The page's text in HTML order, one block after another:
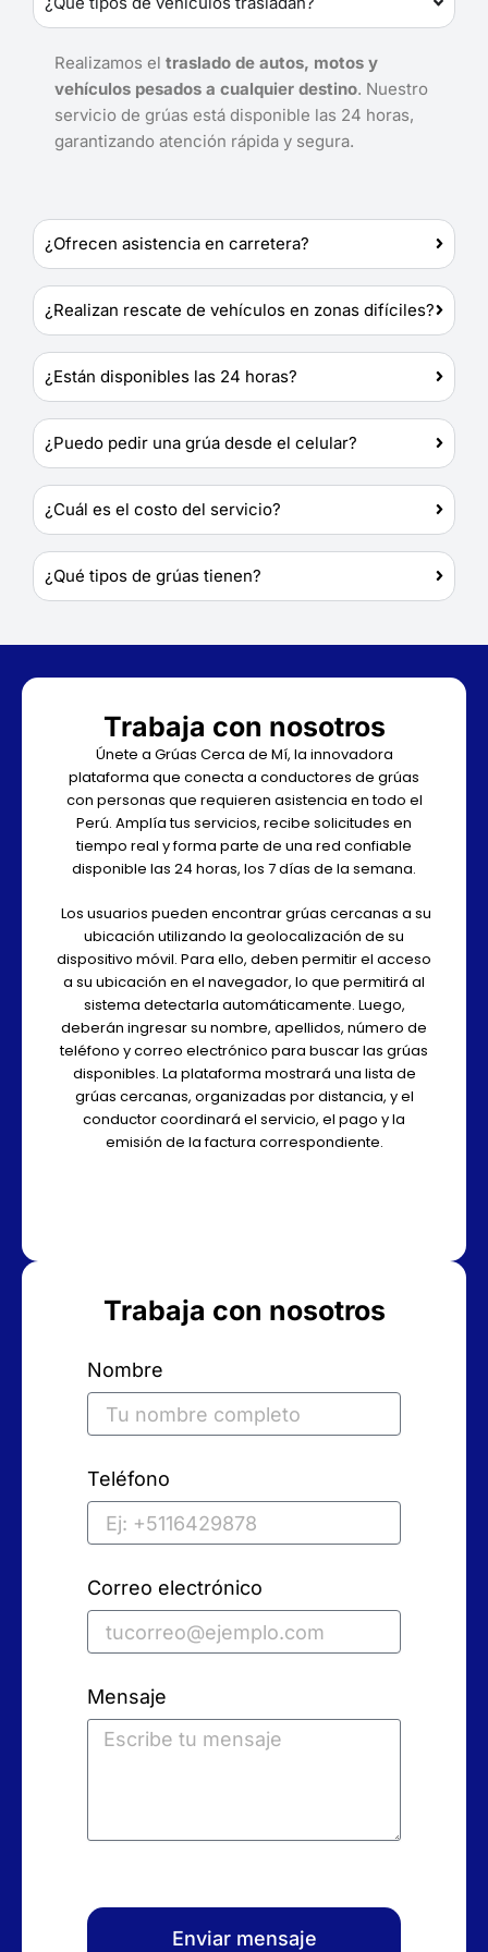
Realizamos el traslado de autos, motos y
vehículos pesados a cualquier destino. Nuestro
servicio de grúas está disponible las 24 horas,
garantizando atención rápida y segura.
¿Ofrecen asistencia en carretera?
¿Realizan rescate de vehículos en zonas difíciles?
¿Están disponibles las 24 horas?
¿Puedo pedir una grúa desde el celular?
¿Cuál es el costo del servicio?
¿Qué tipos de grúas tienen?
Trabaja con nosotros
Únete a Grúas Cerca de Mí, la innovadora
plataforma que conecta a conductores de grúas
con personas que requieren asistencia en todo el
Perú. Amplía tus servicios, recibe solicitudes en
tiempo real y forma parte de una red confiable
disponible las 24 horas, los 7 días de la semana.
Los usuarios pueden encontrar grúas cercanas a su
ubicación utilizando la geolocalización de su
dispositivo móvil. Para ello, deben permitir el acceso
a su ubicación en el navegador, lo que permitirá al
sistema detectarla automáticamente. Luego,
deberán ingresar su nombre, apellidos, número de
teléfono y correo electrónico para buscar las grúas
disponibles. La plataforma mostrará una lista de
grúas cercanas, organizadas por distancia, y el
conductor coordinará el servicio, el pago y la
emisión de la factura correspondiente.
Trabaja con nosotros
Nombre
Teléfono
Correo electrónico
Mensaje
Enviar mensaje